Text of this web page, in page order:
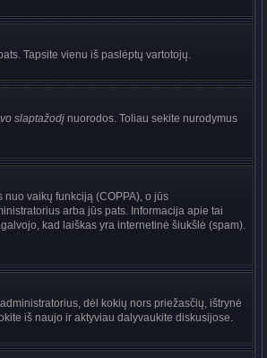
Tapsite vienu iš paslėptų vartotojų.
slaptažodį nuorodos. Toliau sekite nurodymus
vaikų funkciją (COPPA), o jūs
arba jūs pats. Informacija apie tai
kad laiškas yra internetinė šiukšlė (spam).
dėl kokių nors priežasčių, ištrynė
iš naujo ir aktyviau dalyvaukite diskusijose.